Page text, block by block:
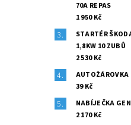
70A REPAS
1 950 Kč
STARTÉR
1,8KW 10 ZUBŮ
2 530 Kč
AUTOŽÁROVKA
39 Kč
NABÍJEČKA
2 170 Kč